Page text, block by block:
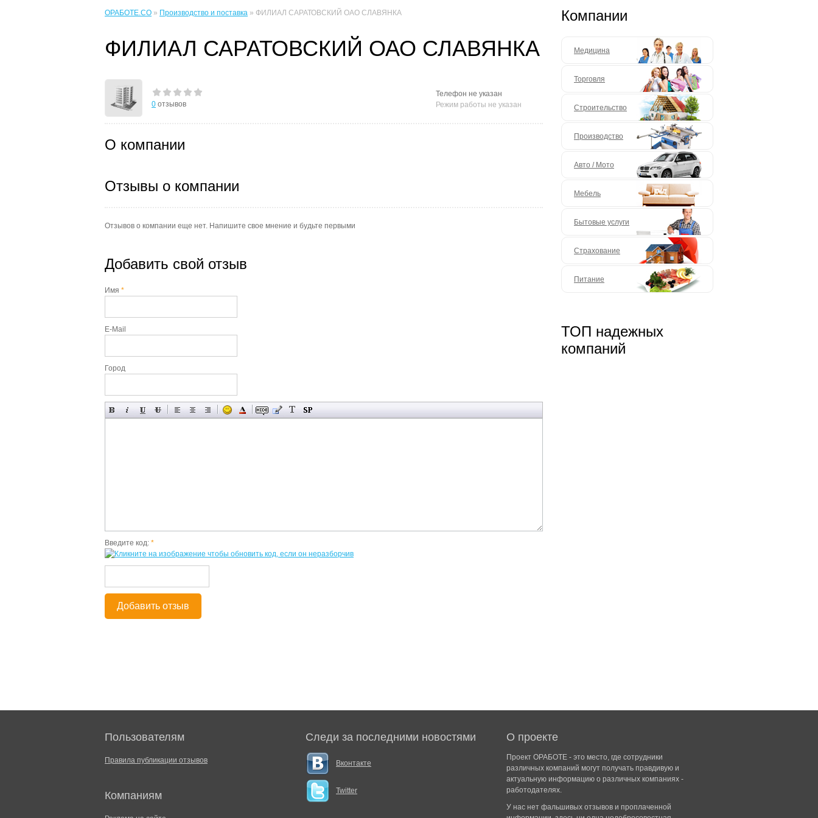
ОРАБОТЕ.CO » Производство и поставка » ФИЛИАЛ САРАТОВСКИЙ ОАО СЛАВЯНКА
ФИЛИАЛ САРАТОВСКИЙ ОАО СЛАВЯНКА
0 отзывов
Телефон не указан
Режим работы не указан
О компании
Отзывы о компании
Отзывов о компании еще нет. Напишите свое мнение и будьте первыми
Добавить свой отзыв
Имя *
E-Mail
Город
Введите код: *
Добавить отзыв
Компании
Медицина
Торговля
Строительство
Производство
Авто / Мото
Мебель
Бытовые услуги
Страхование
Питание
ТОП надежных
компаний
Пользователям
Правила публикации отзывов
Компаниям
Следи за последними новостями
Вконтакте
Twitter
О проекте
Проект ОРАБОТЕ - это место, где сотрудники
различных компаний могут получать правдивую и
актуальную информацию о различных компаниях -
работодателях.
У нас нет фальшивых отзывов и проплаченной